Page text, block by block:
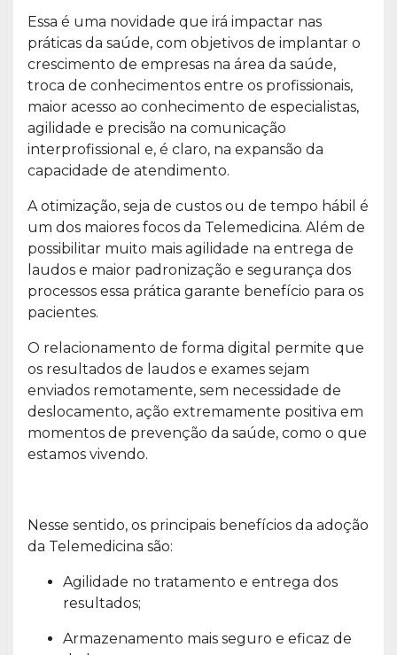
Essa é uma novidade que irá impactar nas
práticas da saúde, com objetivos de implantar o
crescimento de empresas na área da saúde,
troca de conhecimentos entre os profissionais,
maior acesso ao conhecimento de especialistas,
agilidade e precisão na comunicação
interprofissional e, é claro, na expansão da
capacidade de atendimento.
A otimização, seja de custos ou de tempo hábil é
um dos maiores focos da Telemedicina. Além de
possibilitar muito mais agilidade na entrega de
laudos e maior padronização e segurança dos
processos essa prática garante benefício para os
pacientes.
O relacionamento de forma digital permite que
os resultados de laudos e exames sejam
enviados remotamente, sem necessidade de
deslocamento, ação extremamente positiva em
momentos de prevenção da saúde, como o que
estamos vivendo.
Nesse sentido, os principais benefícios da adoção
da Telemedicina são:
Agilidade no tratamento e entrega dos
resultados;
Armazenamento mais seguro e eficaz de